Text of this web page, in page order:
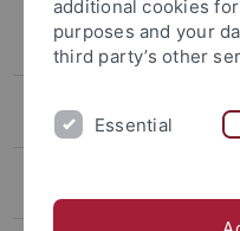
SFB 1391 Andere Ästhetik
(DFG)
Opitz
additional cookies
purposes and your
third party’s other
Essential